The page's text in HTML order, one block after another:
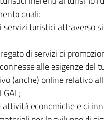
quali:
servizi turistici attraverso
di servizi di
alle esigenze del
(anche) online relativo
economiche e di